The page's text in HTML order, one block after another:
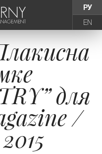
РУ
EN
для
/